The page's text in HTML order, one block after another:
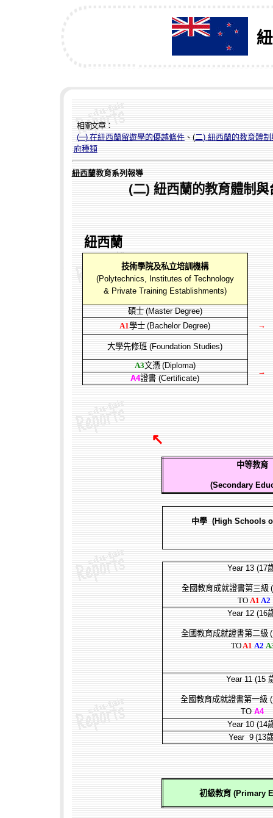
相關文章：
(一) 在紐西蘭留遊學的優越條件、 (二) 紐西蘭的教育體
府種類
紐西蘭教育系列 報導
(二) 紐西蘭的教育體制 與
紐西蘭
技術學院及私立培訓機構
(Polytechnics, Institutes of Technology
& Private Training Establishments)
碩士 (Master Degree)
A1學士 (Bachelor Degree) →
大學先修班 (Foundation Studies)
A3文憑 (Diploma)
→
A4證書 (Certificate)
↖
中等教育
(Secondary
中學(High Schools
Year 13 (17
全國教育成就證書第三級 (
TO A1 A2
Year 12 (16
全國教育成就證書第二級 (
TOA1 A2
Year 11 (15
全國教育成就證書第一級(
TOA4
Year 10 (14
Year 9 (13
初級教育 (Primary